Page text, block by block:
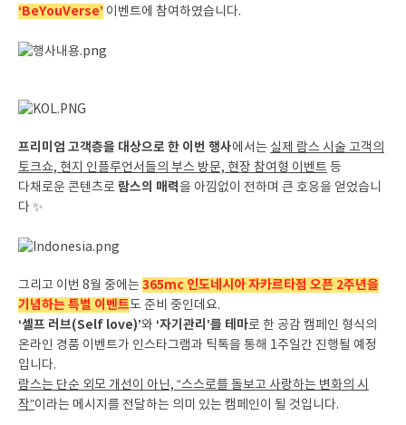
‘BeYouVerse’ 이벤트에 참여하였습니다.
프리미엄 고객층을 대상으로 한 이번 행사에서는 실제 람스 시술 고객의
토크쇼, 현지 인플루언서들의 부스 방문, 현장 참여형 이벤트 등
다채로운 콘텐츠로 람스의 매력을 아낌없이 전하며 큰 호응을 얻었습니
다 ✨
그리고 이번 8월 중에는 365mc 인도네시아 자카르타점 오픈 2주년을
기념하는 특별 이벤트도 준비 중인데요.
‘셀프 러브(Self love)’와 ‘자기관리’를 테마로 한 공감 캠페인 형식의
온라인 경품 이벤트가 인스타그램과 틱톡을 통해 1주일간 진행될 예정
입니다.
람스는 단순 외모 개선이 아닌, “스스로를 돌보고 사랑하는 변화의 시
작”이라는 메시지를 전달하는 의미 있는 캠페인이 될 것입니다.